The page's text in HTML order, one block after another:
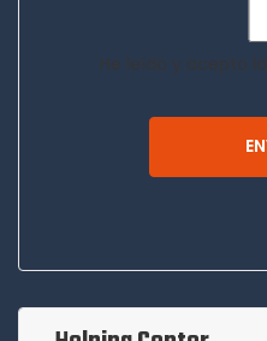
He leído y acepto la